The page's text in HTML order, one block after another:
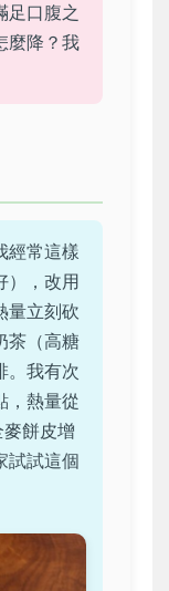
足口腹之
麼降？我
經常這樣
），改用
量立刻砍
（高糖
。我有次
，熱量從
餅皮增
試試這個